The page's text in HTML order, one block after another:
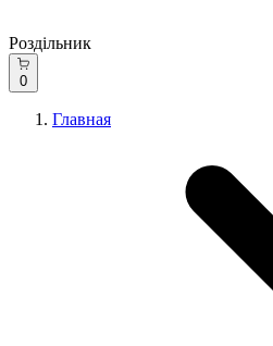
Роздільник
0
Главная